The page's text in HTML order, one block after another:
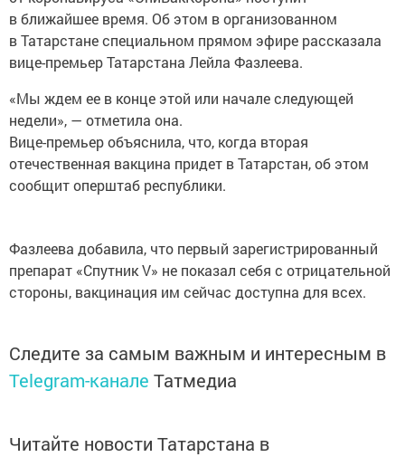
в ближайшее время. Об этом в организованном
в Татарстане специальном прямом эфире рассказала
вице-премьер Татарстана Лейла Фазлеева.
«Мы ждем ее в конце этой или начале следующей
недели», — отметила она.
Вице-премьер объяснила, что, когда вторая
отечественная вакцина придет в Татарстан, об этом
сообщит оперштаб республики.
Фазлеева добавила, что первый зарегистрированный
препарат «Спутник V» не показал себя с отрицательной
стороны, вакцинация им сейчас доступна для всех.
Следите за самым важным и интересным в
Telegram-канале Татмедиа
Читайте новости Татарстана в